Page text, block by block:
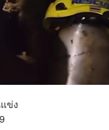
ข่ง